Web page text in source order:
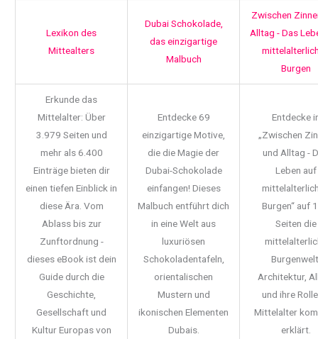
Lexikon des
Mittealters
Dubai Schokolade,
das einzigartige
Malbuch
Zwischen
Alltag - Das
Burgen
Erkunde das
Mittelalter: Über
3.979 Seiten und
mehr als 6.400
Einträge bieten dir
einen tiefen Einblick in
diese Ära. Vom
Ablass bis zur
Zunftordnung -
dieses eBook ist dein
Guide durch die
Geschichte,
Gesellschaft und
Kultur Europas von
Entdecke 69
einzigartige Motive,
die die Magie der
Dubai-Schokolade
einfangen! Dieses
Malbuch entführt dich
in eine Welt aus
luxuriösen
Schokoladentafeln,
orientalischen
Mustern und
ikonischen Elementen
Dubais.
Entdecke
„Zwischen
und Alltag -
Leben auf
Burgen“ auf
Seiten die
Architektur,
und ihre
Mittelalter
erklärt.